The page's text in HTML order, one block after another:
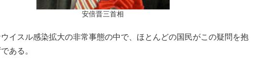
安倍晋三首相
イスル感染拡大の非常事態の中で、ほとんどの国民がこの疑問を抱
ある。